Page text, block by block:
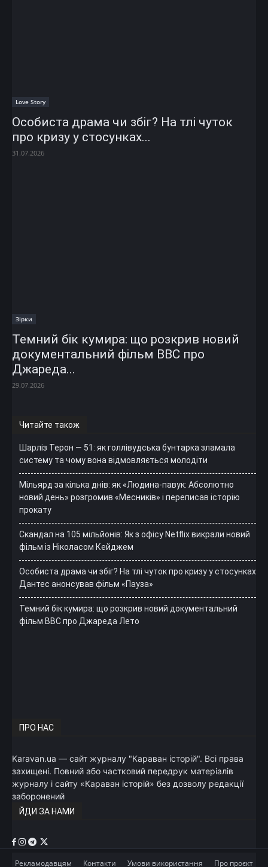
Love Story
Особиста драма чи збіг? На тлі чуток
про кризу у стосунках...
31.07.2026
Зірки
Темний бік кумира: що розкрив новий
документальний фільм ВВС про
Джареда...
29.07.2026
Читайте також
Шарліз Терон — 51: як голлівудська бунтарка зламала
систему та чому вона відмовляється молодіти
Мільярд за кілька днів: як «Людина-павук: Абсолютно
новий день» розгромив «Месників» і переписав історію
прокату
Скандал на 105 мільйонів: Як з офісу Netflix викрали новий
фільм із Ніколасом Кейджем
Особиста драма чи збіг? На тлі чуток про кризу у стосунках
Дантес анонсував фільм «Пауза»
Темний бік кумира: що розкрив новий документальний
фільм ВВС про Джареда Лето
ПРО НАС
Karavan.ua — сайт журналу "Караван історій". Всі права
захищені. Повний або частковий передрук матеріалів
журналу і сайту «Караван історій» без дозволу редакції
заборонений
ЙДИ ЗА НАМИ
Рекламодавцям Контакти Умови використання Про проєкт